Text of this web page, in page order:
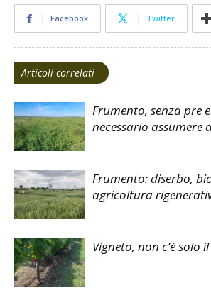
Facebook Twitter
Articoli correlati
Frumento, senza pre
necessario assumere
Frumento: diserbo,
agricoltura
Vigneto, non c’è solo